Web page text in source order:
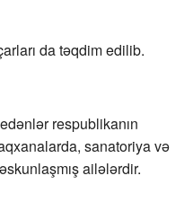
da təqdim edilib.
respublikanın
sanatoriya və
ailələrdir.